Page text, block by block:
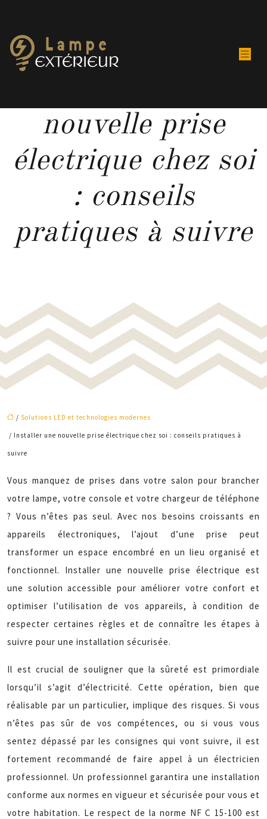
nouvelle prise
électrique chez soi
: conseils
pratiques à suivre
/ Solutions LED et technologies modernes
/ Installer une nouvelle prise électrique chez soi : conseils pratiques à
suivre
Vous manquez de prises dans votre salon pour brancher
votre lampe, votre console et votre chargeur de téléphone
? Vous n’êtes pas seul. Avec nos besoins croissants en
appareils électroniques, l’ajout d’une prise peut
transformer un espace encombré en un lieu organisé et
fonctionnel. Installer une nouvelle prise électrique est
une solution accessible pour améliorer votre confort et
optimiser l’utilisation de vos appareils, à condition de
respecter certaines règles et de connaître les étapes à
suivre pour une installation sécurisée.
Il est crucial de souligner que la sûreté est primordiale
lorsqu’il s’agit d’électricité. Cette opération, bien que
réalisable par un particulier, implique des risques. Si vous
n’êtes pas sûr de vos compétences, ou si vous vous
sentez dépassé par les consignes qui vont suivre, il est
fortement recommandé de faire appel à un électricien
professionnel. Un professionnel garantira une installation
conforme aux normes en vigueur et sécurisée pour vous et
votre habitation. Le respect de la norme NF C 15-100 est